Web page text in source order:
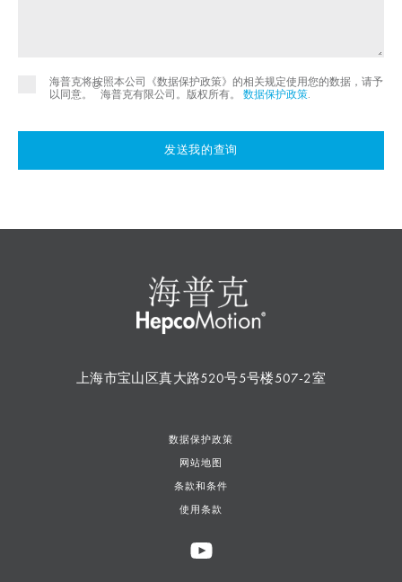
海普克将按照本公司《数据保护政策》的相关规定使用您的数据，请予
以同意。
©
海普克有限公司。版权所有。 数据保护政策.
发送我的查询
上海市宝山区真大路520号5号楼507-2室
数据保护政策
网站地图
条款和条件
使用条款